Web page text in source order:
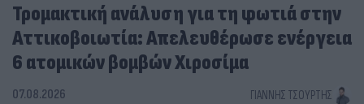
Τρομακτική ανάλυση για τη φωτιά στην
Αττικοβοιωτία: Απελευθέρωσε ενέργεια
6 ατομικών βομβών Χιροσίμα
07.08.2026 ΓΙΆΝΝΗΣ ΤΣΟΎΡΤΗΣ